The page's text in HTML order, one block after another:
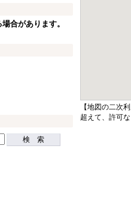
合があります。
検 索
【地図の二次
超えて、許可